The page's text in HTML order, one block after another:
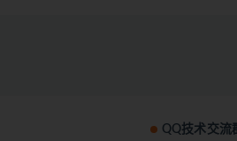
QQ技术交流